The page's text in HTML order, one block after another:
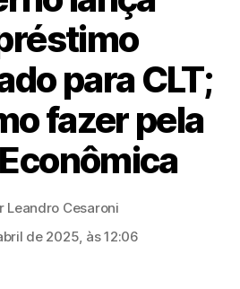
para CLT;
fazer pela
Leandro Cesaroni
de 2025, às 12:06